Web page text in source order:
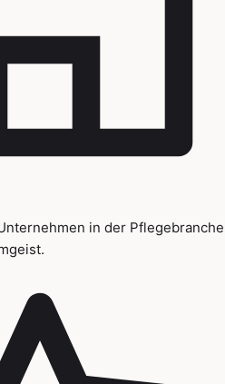
in der Pflegebranche